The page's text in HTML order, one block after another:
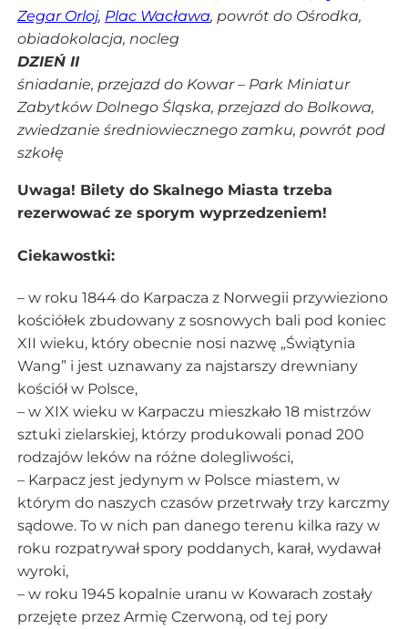
Zegar Orloj, Plac Wacława, powrót do Ośrodka,
obiadokolacja, nocleg
DZIEŃ II
śniadanie, przejazd do Kowar – Park Miniatur
Zabytków Dolnego Śląska, przejazd do Bolkowa,
zwiedzanie średniowiecznego zamku, powrót pod
szkołę
Uwaga! Bilety do Skalnego Miasta trzeba
rezerwować ze sporym wyprzedzeniem!
Ciekawostki:
– w roku 1844 do Karpacza z Norwegii przywieziono
kościółek zbudowany z sosnowych bali pod koniec
XII wieku, który obecnie nosi nazwę „Świątynia
Wang” i jest uznawany za najstarszy drewniany
kościół w Polsce,
– w XIX wieku w Karpaczu mieszkało 18 mistrzów
sztuki zielarskiej, którzy produkowali ponad 200
rodzajów leków na różne dolegliwości,
– Karpacz jest jedynym w Polsce miastem, w
którym do naszych czasów przetrwały trzy karczmy
sądowe. To w nich pan danego terenu kilka razy w
roku rozpatrywał spory poddanych, karał, wydawał
wyroki,
– w roku 1945 kopalnie uranu w Kowarach zostały
przejęte przez Armię Czerwoną, od tej pory